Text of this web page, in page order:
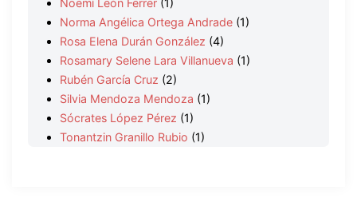
Noemí León Ferrer (1)
Norma Angélica Ortega Andrade (1)
Rosa Elena Durán González (4)
Rosamary Selene Lara Villanueva (1)
Rubén García Cruz (2)
Silvia Mendoza Mendoza (1)
Sócrates López Pérez (1)
Tonantzin Granillo Rubio (1)